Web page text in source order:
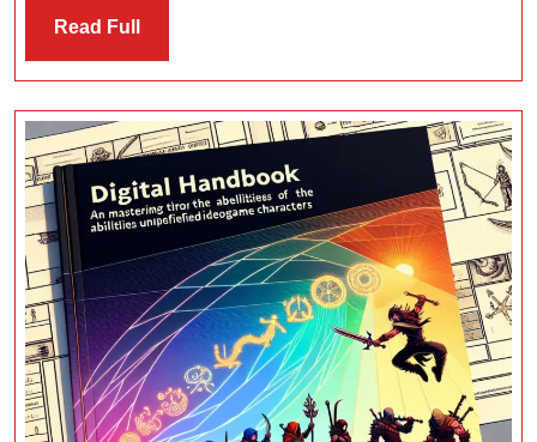
Strategi
Read Full Read